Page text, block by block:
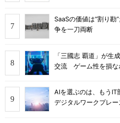
SaaSの価値は“割り
争を一刀両断
「三國志 覇道」が生
交流 ゲーム性を損な
AIを選ぶのは、もう
デジタルワークプレ